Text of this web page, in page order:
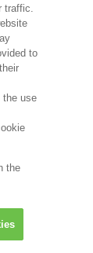
話番
い
traffic.
to
the use
the